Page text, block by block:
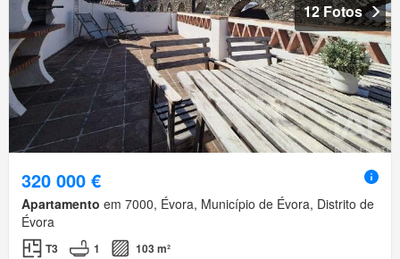
12 Fotos
320 000 €
Apartamento em 7000, Évora, Município de Évora, Distrito de
Évora
T3 1 103 m²